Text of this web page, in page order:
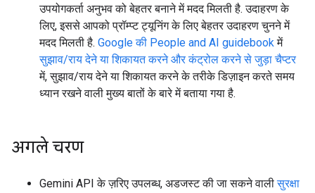
उपयोगकर्ता अनुभव को बेहतर बनाने में मदद मिलती है. उदाहरण के
लिए, इससे आपको प्रॉम्प्ट ट्यूनिंग के लिए बेहतर उदाहरण चुनने में
मदद मिलती है. Google की People and AI guidebookमें
सुझाव/राय देने या शिकायत करने और कंट्रोल करने से जुड़ा चैप्टर
में, सुझाव/राय देने या शिकायत करने के तरीके डिज़ाइन करते समय
ध्यान रखने वाली मुख्य बातों के बारे में बताया गया है.
अगले चरण
Gemini API के ज़रिए उपलब्ध, अडजस्ट की जा सकने वालीसुरक्षा